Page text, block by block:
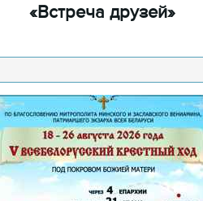
«Встреча друзей»